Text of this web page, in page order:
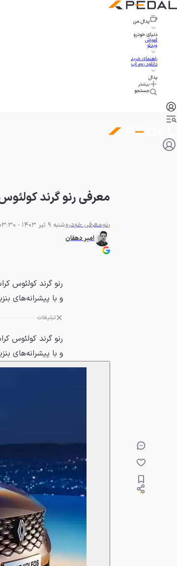
پدال من
دنیای خودرو
آموزش
ویدئو
راهنمای خرید
دانلود زوم اپ
پدال
بیشتر
جستجو
معرفی رنو گرند
رنومعرفی خودروشنبه 9 تیر 1403 - 03:30
امیر دهقان
رنو گرند کولئوس
و با پیشرانه‌های
تبلیغات
رنو گرند کولئوس
و با پیشرانه‌های